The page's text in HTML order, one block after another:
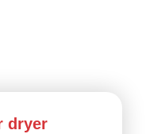
dryer